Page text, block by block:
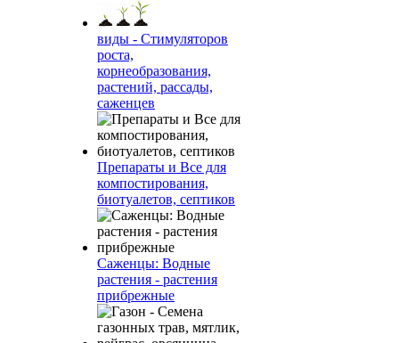
виды - Стимуляторов
роста,
корнеобразования,
растений, рассады,
саженцев
Препараты и Все для
компостирования,
биотуалетов, септиков
Саженцы: Водные
растения - растения
прибрежные